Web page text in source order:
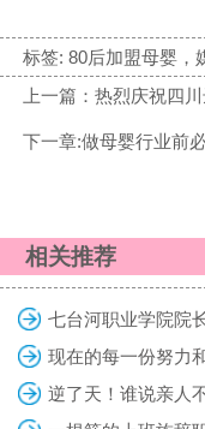
标签: 80后加盟母婴，
下一章:做母婴行业前
相关推荐
逆了天！谁说亲人